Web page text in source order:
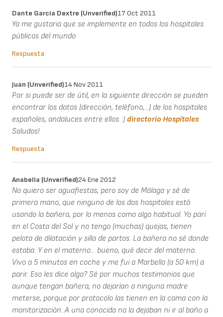
Dante García Dextre (unverified)17 Oct 2011
Ya me gustaria que se implemente en todos los hospitales
públicos del mundo
Respuesta
Juan (unverified)14 Nov 2011
Por si puede ser de útil, en la siguiente dirección se pueden
encontrar los datos (dirección, teléfono,...) de los hospitales
españoles, andaluces entre ellos :) directorio Hospitales
Saludos!
Respuesta
Anabella (unverified)24 Ene 2012
No quiero ser aguafiestas, pero soy de Málaga y sé de
primera mano, que ninguno de los dos hospitales está
usando la bañera, por lo menos como algo habitual. Yo parí
en el Costa del Sol y no tengo (muchas) quejas, tienen
pelota de dilatación y silla de partos. La bañera no sé donde
estaba. Y en el materno... bueno, qué decir del materno.
Vivo a 5 minutos en coche y me fui a Marbella (a 50 km) a
parir. Eso les dice algo? Sé por muchos testimonios que
aunque tengan bañera, no dejarían a ninguna madre
meterse, porque por protocolo las tienen en la cama con la
monitorización. A una conocida no la dejaban ni ir al baño a